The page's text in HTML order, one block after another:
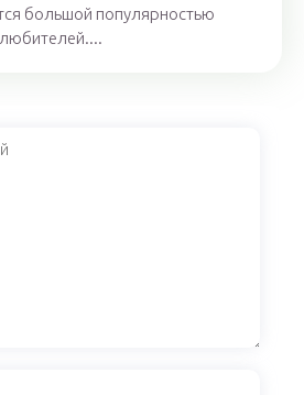
большой популярностью